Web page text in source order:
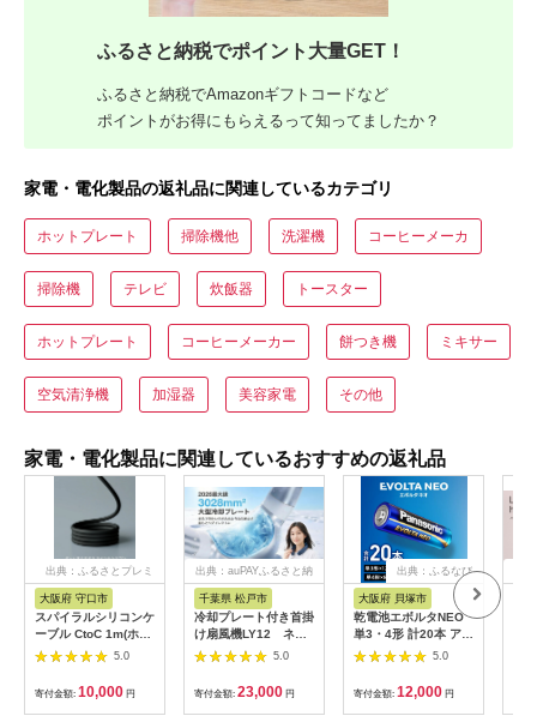
ふるさと納税でポイント大量GET！
ふるさと納税でAmazonギフトコードなど
ポイントがお得にもらえるって知ってましたか？
家電・電化製品の返礼品に関連しているカテゴリ
ホットプレート 掃除機他 洗濯機 コーヒーメーカ
掃除機 テレビ 炊飯器 トースター
ホットプレート コーヒーメーカー 餅つき機 ミキサー
空気清浄機 加湿器 美容家電 その他
家電・電化製品に関連しているおすすめの返礼品
出典：ふるさとプレミ
大阪府 守口市
スパイラルシリコンケ
ーブル CtoC 1m(ホワ
イト) [2558]
5.0
寄付金額: 10,000 円
出典：auPAYふるさと納
千葉県 松戸市
冷却プレート付き首掛
け扇風機LY12 ネイ
ビー
5.0
寄付金額: 23,000 円
出典：ふるなび
大阪府 貝塚市
乾電池エボルタNEO
単3・4形 計20本 アル
カリ乾電池 パナソニ
5.0
寄付金額: 12,000 円